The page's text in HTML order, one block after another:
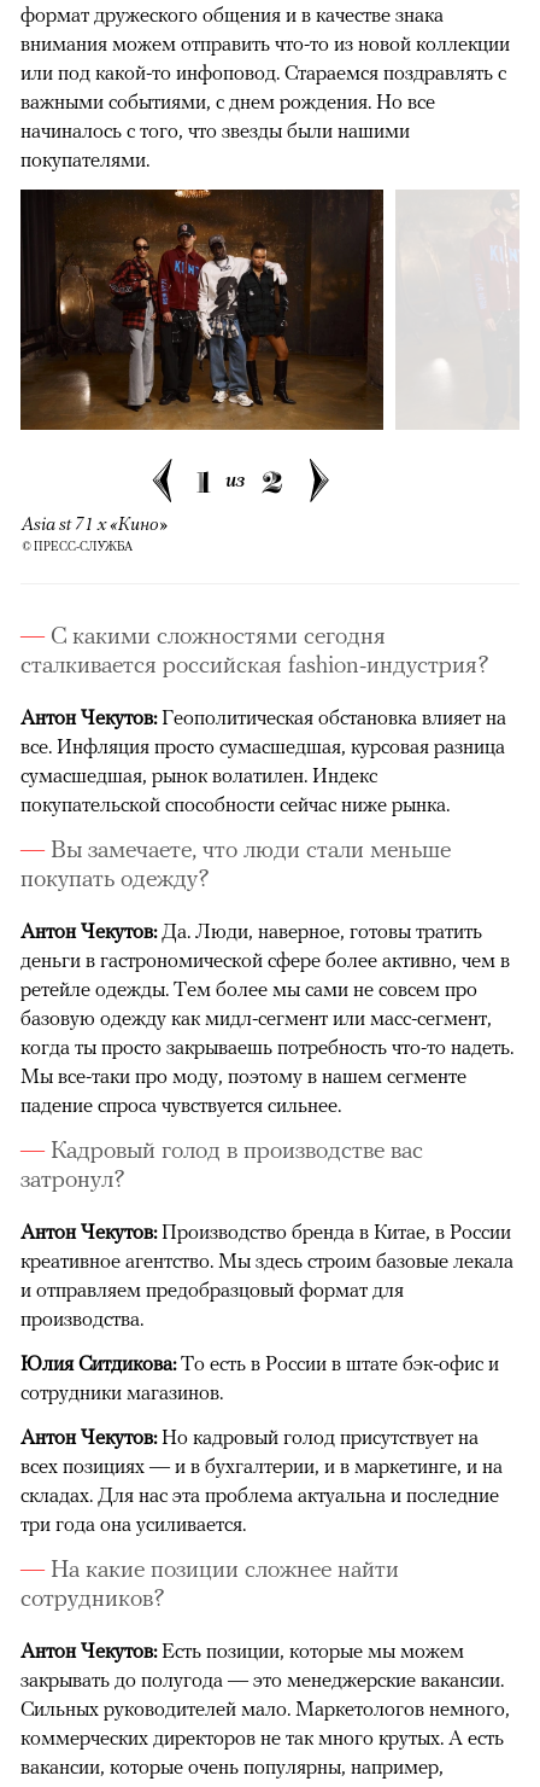
формат дружеского общения и в качестве знака
внимания можем отправить что-то из новой коллекции
или под какой-то инфоповод. Стараемся поздравлять с
важными событиями, с днем рождения. Но все
начиналось с того, что звезды были нашими
покупателями.
1 из 2
Asia st 71 x «Кино»
© ПРЕСС-СЛУЖБА
С какими сложностями сегодня
сталкивается российская fashion-индустрия?
Антон Чекутов:Геополитическая обстановка влияет на
все. Инфляция просто сумасшедшая, курсовая разница
сумасшедшая, рынок волатилен. Индекс
покупательской способности сейчас ниже рынка.
Вы замечаете, что люди стали меньше
покупать одежду?
Антон Чекутов: Да. Люди, наверное, готовы тратить
деньги в гастрономической сфере более активно, чем в
ретейле одежды. Тем более мы сами не совсем про
базовую одежду как мидл-сегмент или масс-сегмент,
когда ты просто закрываешь потребность что-то надеть.
Мы все-таки про моду, поэтому в нашем сегменте
падение спроса чувствуется сильнее.
Кадровый голод в производстве вас
затронул?
Антон Чекутов:Производство бренда в Китае, в России
креативное агентство. Мы здесь строим базовые лекала
и отправляем предобразцовый формат для
производства.
Юлия Ситдикова:То есть в России в штате бэк-офис и
сотрудники магазинов.
Антон Чекутов:Но кадровый голод присутствует на
всех позициях — и в бухгалтерии, и в маркетинге, и на
складах. Для нас эта проблема актуальна и последние
три года она усиливается.
На какие позиции сложнее найти
сотрудников?
Антон Чекутов:Есть позиции, которые мы можем
закрывать до полугода — это менеджерские вакансии.
Сильных руководителей мало. Маркетологов немного,
коммерческих директоров не так много крутых. А есть
вакансии, которые очень популярны, например,